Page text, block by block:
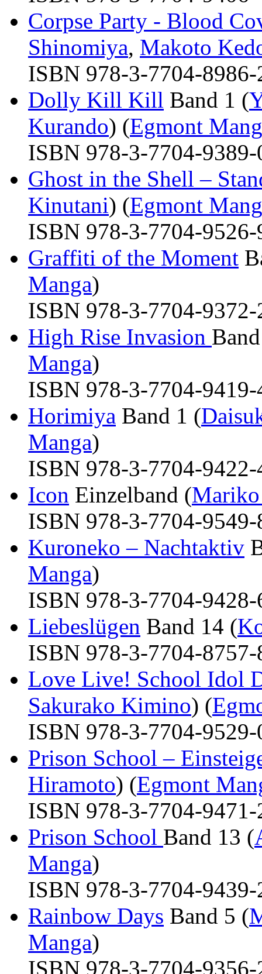
Corpse Party - Blood
Shinomiya, Makoto
ISBN 978-3-7704-8986-
Dolly Kill Kill Band 1 (
Kurando) (Egmont
ISBN 978-3-7704-9389-
Ghost in the Shell –
Kinutani) (Egmont
ISBN 978-3-7704-9526-
Graffiti of the Moment
Manga)
ISBN 978-3-7704-9372-
High Rise Invasion
Manga)
ISBN 978-3-7704-9419-
Horimiya Band 1 (
Manga)
ISBN 978-3-7704-9422-
Icon Einzelband (
ISBN 978-3-7704-9549-
Kuroneko – Nachtaktiv
Manga)
ISBN 978-3-7704-9428-
Liebeslügen Band 14 (
ISBN 978-3-7704-8757-
Love Live! School Idol
Sakurako Kimino) (
ISBN 978-3-7704-9529-
Prison School –
Hiramoto) (Egmont
ISBN 978-3-7704-9471-
Prison School Band 13 (
Manga)
ISBN 978-3-7704-9439-
Rainbow Days Band 5 (
Manga)
ISBN 978-3-7704-9356-